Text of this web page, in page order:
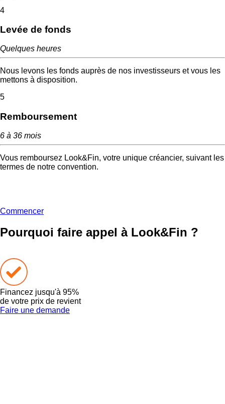
4
Levée de fonds
Quelques heures
Nous levons les fonds auprès de nos investisseurs et vous les
mettons à disposition.
5
Remboursement
6 à 36 mois
Vous remboursez Look&Fin, votre unique créancier, suivant les
termes de notre convention.
Commencer
Pourquoi faire appel à Look&Fin ?
Financez jusqu'à 95%
de votre prix de revient
Faire une demande